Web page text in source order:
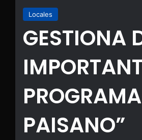
Locales
GESTIONA
PAISANO”